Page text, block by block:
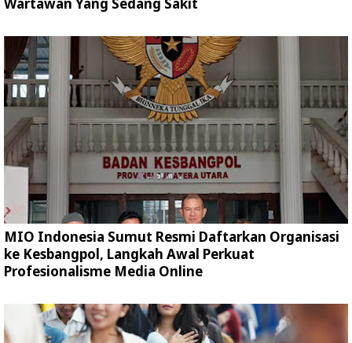
MIO Indonesia Sumut Resmi Daftarkan Organisasi
ke Kesbangpol, Langkah Awal Perkuat
Profesionalisme Media Online